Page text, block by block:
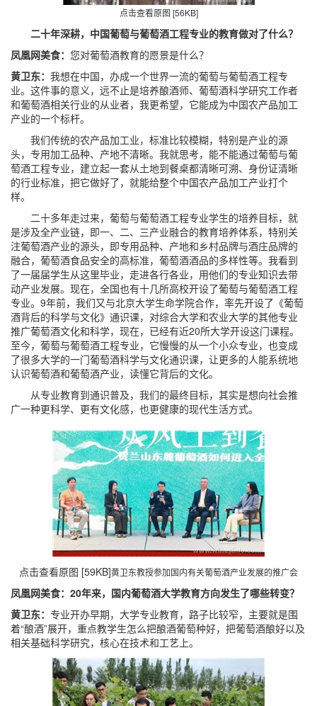
点击查看原图 [56KB]
二十年深耕，中国葡萄与葡萄酒工程专业的教育做对了什么？
凤凰网美食： 您对葡萄酒教育的愿景是什么？
黄卫东： 我想在中国，办成一个世界一流的葡萄与葡萄酒工程专
业。这件事的意义，远不止是培养酿酒师、葡萄酒科学研究工作者
和葡萄酒相关行业的从业者，我更希望，它能成为中国农产品加工
产业的一个标杆。
我们传统的农产品加工业，标准比较模糊，特别是产业的源
头，专用加工品种、产地不清晰。我就思考，能不能通过葡萄与葡
萄酒工程专业，建立起一套从土地到餐桌都清晰可溯、身份证清晰
的行业标准，把它做好了，就能给整个中国农产品加工产业打个
样。
二十多年走过来，葡萄与葡萄酒工程专业学生的培养目标，就
是涉及全产业链，即一、二、三产业融合的教育培养体系，特别关
注葡萄酒产业的源头，即专用品种、产地和乡村品牌与酒庄品牌的
融合，葡萄酒食品安全的高标准，葡萄酒酒品的多样性等。我看到
了一届届学生从这里毕业，走进各行各业，用他们的专业知识去带
动产业发展。现在，全国也有十几所高校开设了葡萄与葡萄酒工程
专业。9年前，我们又与北京大学生命学院合作，率先开设了《葡萄
酒背后的科学与文化》通识课，对综合大学和农业大学的其他专业
推广葡萄酒文化和科学，现在，已经有近20所大学开设这门课程。
至今，葡萄与葡萄酒工程专业，它慢慢的从一个小众专业，也变成
了很多大学的一门葡萄酒科学与文化通识课，让更多的人能系统地
认识葡萄酒和葡萄酒产业，读懂它背后的文化。
从专业教育到通识普及，我们的最终目标，其实是想向社会推
广一种更科学、更有文化感，也更健康的现代生活方式。
点击查看原图 [59KB]黄卫东教授参加国内有关葡萄酒产业发展的推广会
凤凰网美食：20年来，国内葡萄酒大学教育方向发生了哪些转变？
黄卫东： 专业开办早期，大学专业教育，路子比较窄，主要就是围
着“酿酒”展开，重点教学生怎么把酿酒葡萄种好，把葡萄酒酿好以及
相关基础科学研究，核心在技术和工艺上。